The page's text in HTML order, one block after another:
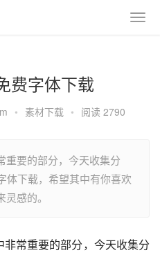
费字体下载
• 素材下载 • 阅读 2790
重要的部分，今天收集分
体下载，希望其中有你喜欢
感的。
常重要的部分，今天收集分